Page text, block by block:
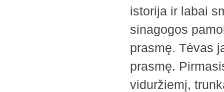
istorija ir labai
sinagogos
prasmę. Tėvas
prasmę.
viduržiemį,